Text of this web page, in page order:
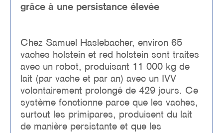
grâce à une persistance élevée
Chez Samuel Haslebacher, environ 65
vaches holstein et red holstein sont traites
avec un robot, produisant 11 000 kg de
lait (par vache et par an) avec un IVV
volontairement prolongé de 429 jours. Ce
système fonctionne parce que les vaches,
surtout les primipares, produisent du lait
de manière persistante et que les